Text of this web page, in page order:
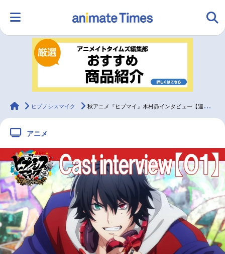
ランキング アニメ
ラジオ みんなの声 映画
2.5次元 配信・Vtuber トレンド 無料マンガ
最新記事一覧
アニメ記事一覧 声優記事一覧
アニメ映画一覧 実写化映画一覧
animateTimes
ヒプノシスマイク 秋アニメ『ヒプマイ』木村昴インタビュー【連載Vol.1】
アニメ